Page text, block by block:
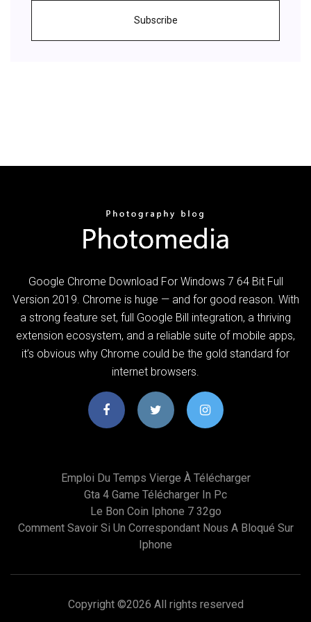
Subscribe
Google Chrome Download For Windows 7 64 Bit Full
Version 2019. Chrome is huge — and for good reason. With
a strong feature set, full Google Bill integration, a thriving
extension ecosystem, and a reliable suite of mobile apps,
it’s obvious why Chrome could be the gold standard for
internet browsers.
Emploi Du Temps Vierge À Télécharger
Gta 4 Game Télécharger In Pc
Le Bon Coin Iphone 7 32go
Comment Savoir Si Un Correspondant Nous A Bloqué Sur
Iphone
Copyright ©2026 All rights reserved